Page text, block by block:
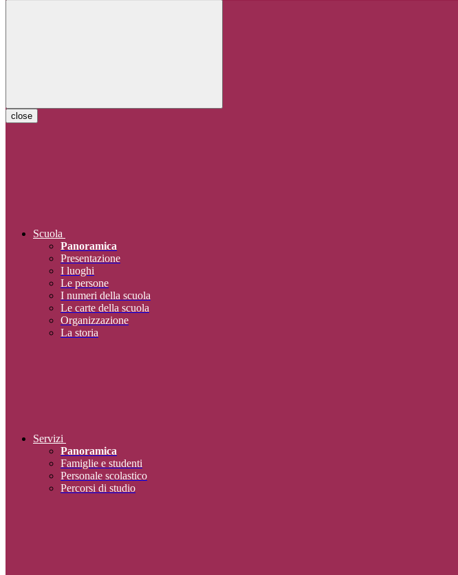
close
Scuola
Panoramica
Presentazione
I luoghi
Le persone
I numeri della scuola
Le carte della scuola
Organizzazione
La storia
Servizi
Panoramica
Famiglie e studenti
Personale scolastico
Percorsi di studio